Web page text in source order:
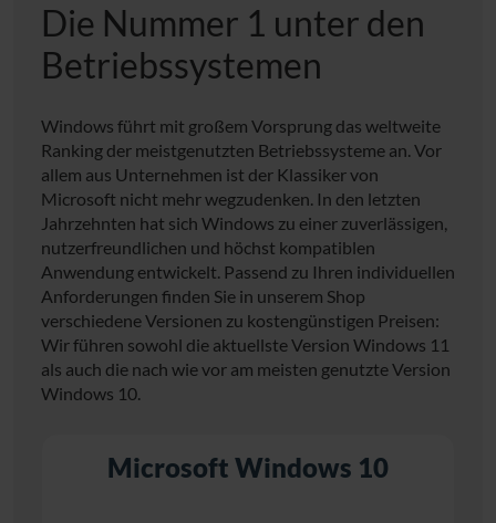
Die Nummer 1 unter den
Betriebssystemen
Windows führt mit großem Vorsprung das weltweite
Ranking der meistgenutzten Betriebssysteme an. Vor
allem aus Unternehmen ist der Klassiker von
Microsoft nicht mehr wegzudenken. In den letzten
Jahrzehnten hat sich Windows zu einer zuverlässigen,
nutzerfreundlichen und höchst kompatiblen
Anwendung entwickelt. Passend zu Ihren individuellen
Anforderungen finden Sie in unserem Shop
verschiedene Versionen zu kostengünstigen Preisen:
Wir führen sowohl die aktuellste Version Windows 11
als auch die nach wie vor am meisten genutzte Version
Windows 10.
Microsoft Windows 10